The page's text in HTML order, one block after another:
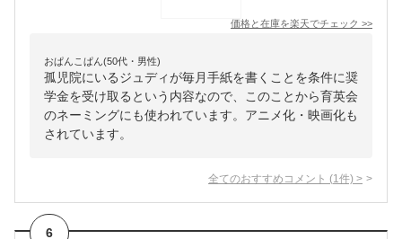
価格と在庫を楽天でチェック >>
おぱんこぱん(50代・男性)
孤児院にいるジュディが毎月手紙を書くことを条件に奨
学金を受け取るという内容なので、このことから育英会
のネーミングにも使われています。アニメ化・映画化も
されています。
全てのおすすめコメント (1 件) >
6